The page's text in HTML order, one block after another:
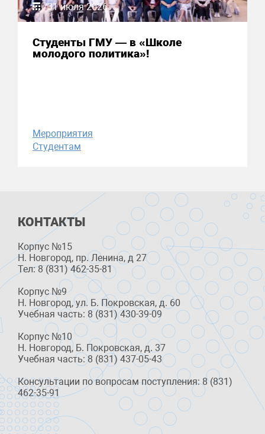
31 июля 2026
Студенты ГМУ — в «Школе
молодого политика»!
Мероприятия
Студентам
КОНТАКТЫ
Корпус №15
Н. Новгород, пр. Ленина, д 27
Тел: 8 (831) 462-35-81
Корпус №9
Н. Новгород, ул. Б. Покровская, д. 60
Учебная часть: 8 (831) 430-39-09
Корпус №10
Н. Новгород, Б. Покровская, д. 37
Учебная часть: 8 (831) 437-05-43
Консультации по вопросам поступления: 8 (831)
462-35-91